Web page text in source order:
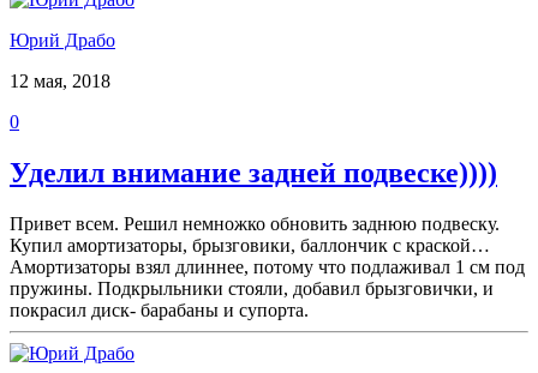
Юрий Драбо
12 мая, 2018
0
Уделил внимание задней подвеске))))
Привет всем. Решил немножко обновить заднюю подвеску.
Купил амортизаторы, брызговики, баллончик с краской…
Амортизаторы взял длиннее, потому что подлаживал 1 см под
пружины. Подкрыльники стояли, добавил брызговички, и
покрасил диск- барабаны и супорта.